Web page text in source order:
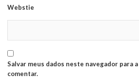
Webstie
Salvar meus dados neste navegador para
comentar.